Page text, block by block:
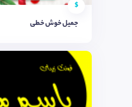
$
جمیل خوش خطی